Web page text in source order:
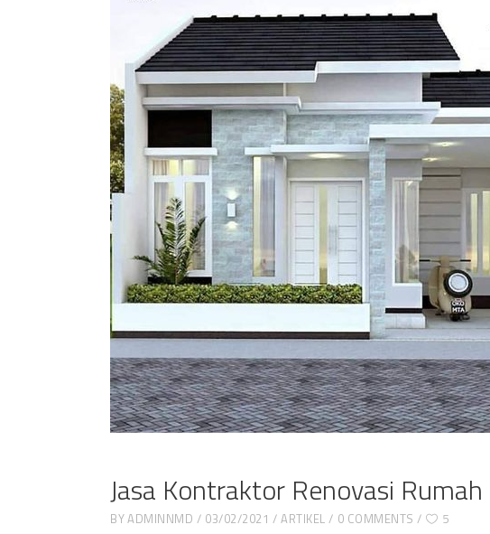
Jasa Kontraktor Renovasi
BYADMINNMD 03/02/2021 ARTIKEL 0 COMMENTS 5